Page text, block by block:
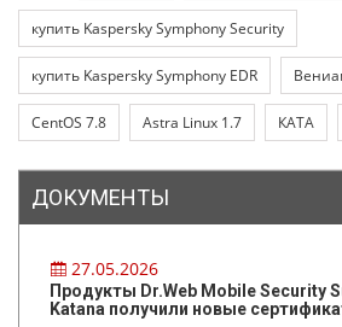
купить Kaspersky Symphony Security
купить Kaspersky Symphony EDR
CentOS 7.8 Astra Linux 1.7 КАТА
ДОКУМЕНТЫ
27.05.2026
Продукты Dr.Web Mobile Security
Katana получили новые